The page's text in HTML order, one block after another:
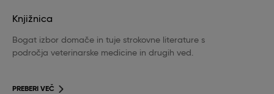
Knjižnica
Bogat izbor domače in tuje strokovne literature s
področja veterinarske medicine in drugih ved.
PREBERI VEČ